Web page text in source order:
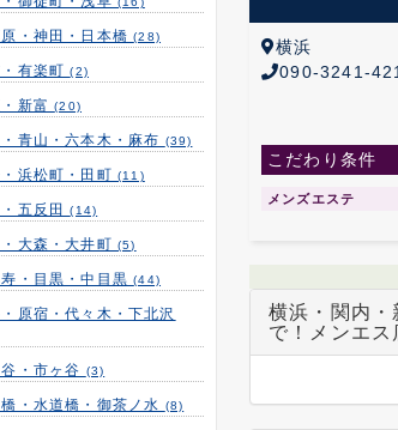
横浜
090-3241-
こだわり条件
メンズエステ
横浜・関内・
で！メンエス
・神田・日本橋(28)
・有楽町(2)
・新富(20)
青山・六本木・麻布 (39)
浜松町・田町 (11)
・五反田(14)
大森・大井町 (5)
・目黒・中目黒(44)
原宿・代々木・下北沢
・市ヶ谷 (3)
・水道橋・御茶ノ水 (8)